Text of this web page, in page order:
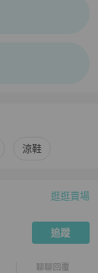
涼鞋
逛逛賣場
追蹤
聊聊回覆